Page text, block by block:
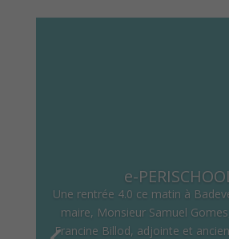
e-
Une rentrée 4.0 ce matin à
maire, Monsieur Samuel
Francine Billod, adjointe et